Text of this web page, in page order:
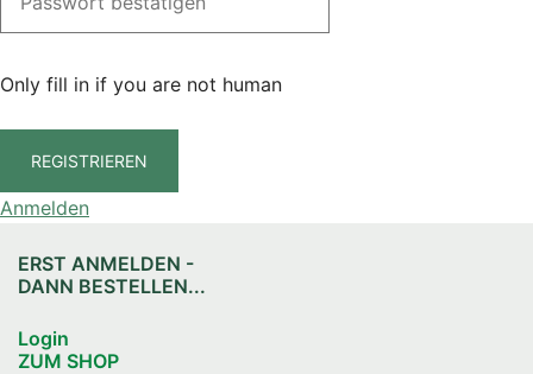
Only fill in if you are not human
Anmelden
ERST ANMELDEN -
DANN BESTELLEN...
Login
ZUM SHOP